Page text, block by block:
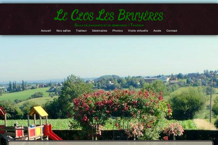
Le Clos Les Bruyères
Salle de banquets et de séminaires – Traiteur
Accueil Nos salles Traiteur Séminaires Photos Visite virtuelle Accès Contact